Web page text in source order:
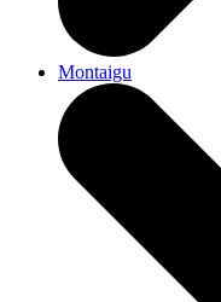
Montaigu